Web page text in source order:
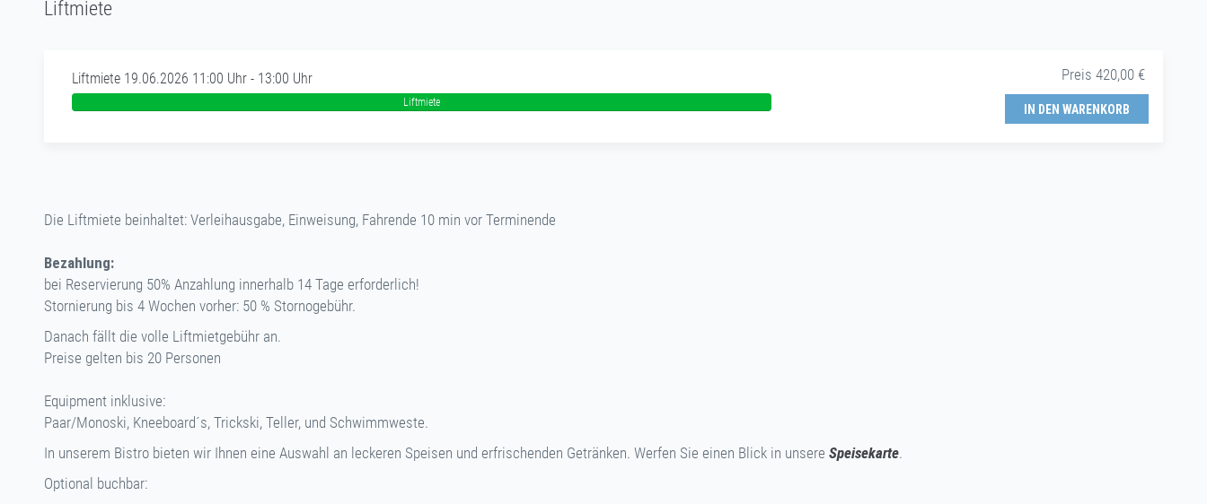
Liftmiete
Liftmiete 19.06.2026 11:00 Uhr - 13:00 Uhr
Liftmiete
Preis 420,00 €
IN DEN WARENKORB
Die Liftmiete beinhaltet: Verleihausgabe, Einweisung, Fahrende 10 min vor Terminende
Bezahlung:
bei Reservierung 50% Anzahlung innerhalb 14 Tage erforderlich!
Stornierung bis 4 Wochen vorher: 50 % Stornogebühr.
Danach fällt die volle Liftmietgebühr an.
Preise gelten bis 20 Personen
Equipment inklusive:
Paar/Monoski, Kneeboard´s, Trickski, Teller, und Schwimmweste.
In unserem Bistro bieten wir Ihnen eine Auswahl an leckeren Speisen und erfrischenden Getränken. Werfen Sie einen Blick in unsere Speisekarte.
Optional buchbar: